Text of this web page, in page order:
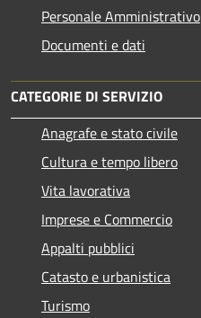
Personale Amministrativo
Documenti e dati
CATEGORIE DI SERVIZIO
Anagrafe e stato civile
Cultura e tempo libero
Vita lavorativa
Imprese e Commercio
Appalti pubblici
Catasto e urbanistica
Turismo